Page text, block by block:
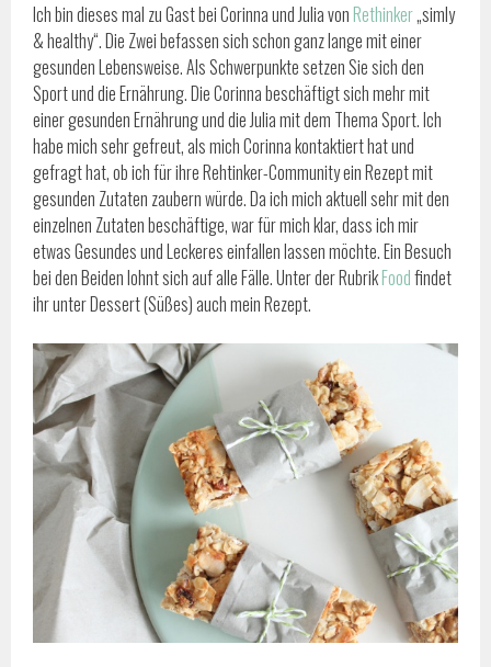
Ich bin dieses mal zu Gast bei Corinna und Julia von Rethinker„simly
& healthy“. Die Zwei befassen sich schon ganz lange mit einer
gesunden Lebensweise. Als Schwerpunkte setzen Sie sich den
Sport und die Ernährung. Die Corinna beschäftigt sich mehr mit
einer gesunden Ernährung und die Julia mit dem Thema Sport. Ich
habe mich sehr gefreut, als mich Corinna kontaktiert hat und
gefragt hat, ob ich für ihre Rehtinker-Community ein Rezept mit
gesunden Zutaten zaubern würde. Da ich mich aktuell sehr mit den
einzelnen Zutaten beschäftige, war für mich klar, dass ich mir
etwas Gesundes und Leckeres einfallen lassen möchte. Ein Besuch
bei den Beiden lohnt sich auf alle Fälle. Unter der RubrikFoodfindet
ihr unter Dessert (Süßes) auch mein Rezept.